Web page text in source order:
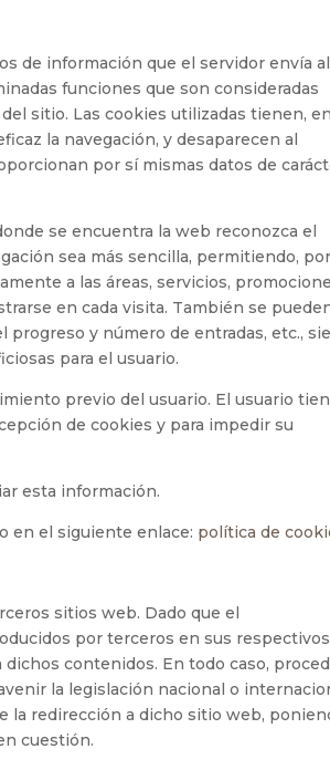
de información que el servidor envía al
funciones que son consideradas
sitio. Las cookies utilizadas tienen, en
la navegación, y desaparecen al
por sí mismas datos de
se encuentra la web reconozca el
sea más sencilla, permitiendo, por
a las áreas, servicios,
en cada visita. También se
progreso y número de entradas, etc.,
para el usuario.
previo del usuario. El usuario
de cookies y para impedir su
esta información.
en el siguiente enlace: política de
sitios web. Dado que el
por terceros en sus respectivos
contenidos. En todo caso,
la legislación nacional o
la redirección a dicho sitio web,
cuestión.